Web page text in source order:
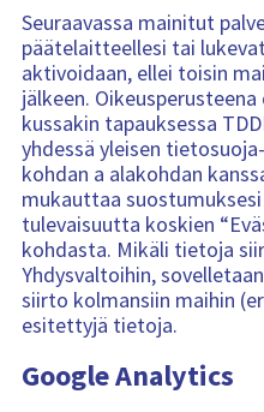
Seuraavassa mainitut
päätelaitteellesi tai
aktivoidaan, ellei toisin
jälkeen.
kussakin tapauksessa
yhdessä yleisen
kohdan a alakohdan
mukauttaa
tulevaisuutta koskien
kohdasta. Mikäli tietoja
Yhdysvaltoihin,
siirto kolmansiin maihin
esitettyjä tietoja.
Google Analytics